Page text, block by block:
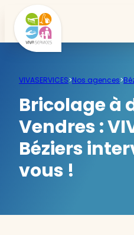
VIVASERVICES>Nos agences>
Bricolage à
Vendres :
Béziers
vous !